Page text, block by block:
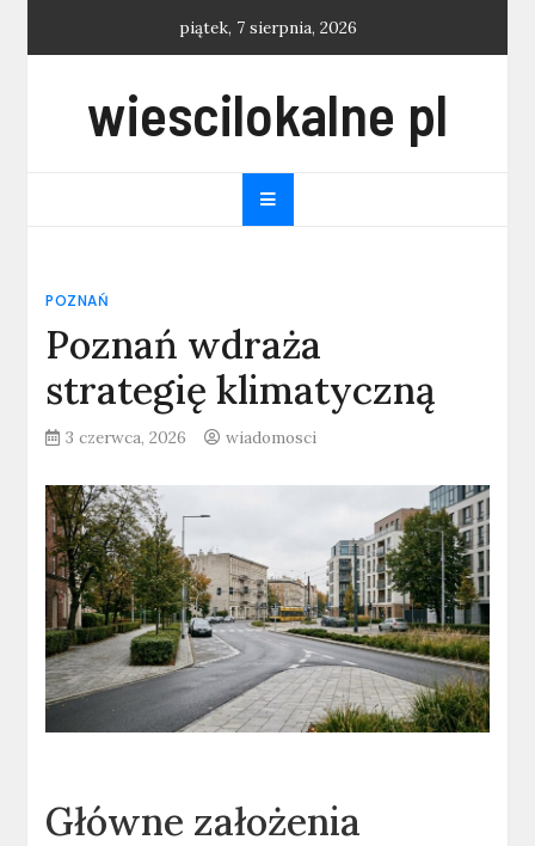
piątek, 7 sierpnia, 2026
wiescilokalne pl
POZNAŃ
Poznań wdraża
strategię klimatyczną
3 czerwca, 2026 wiadomosci
Główne założenia